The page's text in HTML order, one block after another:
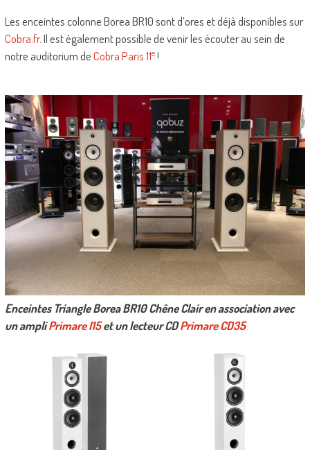
Les enceintes colonne Borea BR10 sont d’ores et déjà disponibles sur
Cobra.fr. Il est également possible de venir les écouter au sein de
notre auditorium deCobra Paris 11e!
Enceintes Triangle Borea BR10 Chêne Clair en association avec
un ampliPrimare I15et un lecteur CDPrimare CD35